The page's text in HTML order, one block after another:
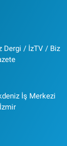
Dergi / İzTV / Biz
İş Merkezi